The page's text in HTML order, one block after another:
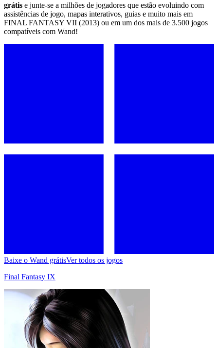
grátis e junte-se a milhões de jogadores que estão evoluindo com
assistências de jogo, mapas interativos, guias e muito mais em
FINAL FANTASY VII (2013) ou em um dos mais de 3.500 jogos
compatíveis com Wand!
Baixe o Wand grátisVer todos os jogos
Final Fantasy IX